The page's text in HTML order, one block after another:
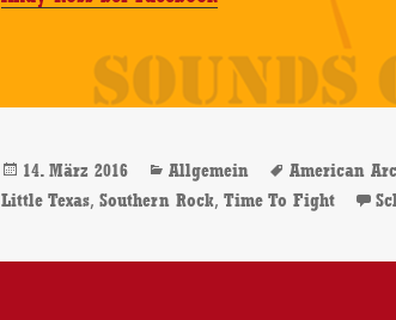
Veröffentlicht
am
14. März 2016 Kategorien
Allgemein American
Little Texas,Southern Rock,Time To Fight